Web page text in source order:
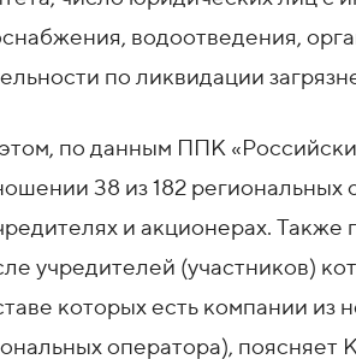
водоотведения,
по ликвидации
этом, по данным ППК
38 из 182 региональных
и акционерах.
учредителей (участников)
которых есть компании из
оператора), поясняет